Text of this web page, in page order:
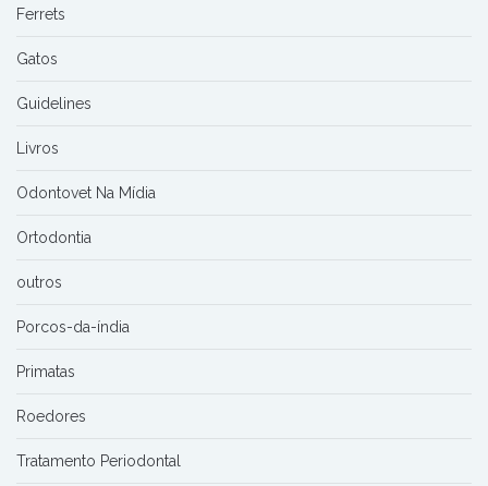
Ferrets
Gatos
Guidelines
Livros
Odontovet Na Mídia
Ortodontia
outros
Porcos-da-índia
Primatas
Roedores
Tratamento Periodontal